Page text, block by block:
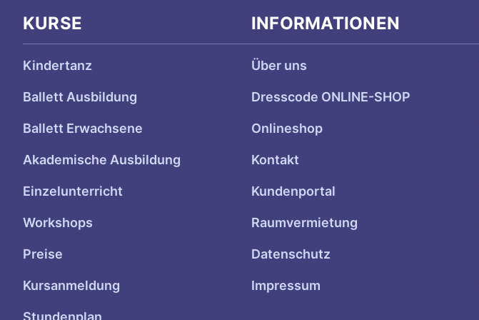
KURSE
Kindertanz
Ballett Ausbildung
Ballett Erwachsene
Akademische Ausbildung
Einzelunterricht
Workshops
Preise
Kursanmeldung
Stundenplan
INFORMATIONEN
Über uns
Dresscode ONLINE-SHOP
Onlineshop
Kontakt
Kundenportal
Raumvermietung
Datenschutz
Impressum